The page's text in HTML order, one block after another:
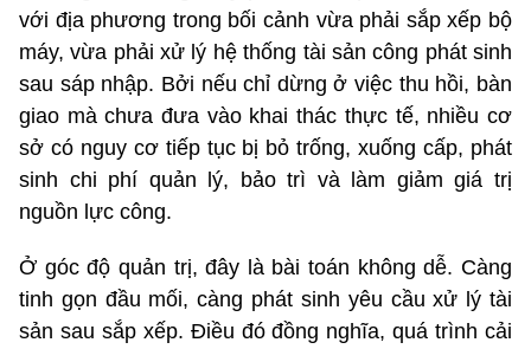
với địa phương trong bối cảnh vừa phải sắp xếp bộ
máy, vừa phải xử lý hệ thống tài sản công phát sinh
sau sáp nhập. Bởi nếu chỉ dừng ở việc thu hồi, bàn
giao mà chưa đưa vào khai thác thực tế, nhiều cơ
sở có nguy cơ tiếp tục bị bỏ trống, xuống cấp, phát
sinh chi phí quản lý, bảo trì và làm giảm giá trị
nguồn lực công.
Ở góc độ quản trị, đây là bài toán không dễ. Càng
tinh gọn đầu mối, càng phát sinh yêu cầu xử lý tài
sản sau sắp xếp. Điều đó đồng nghĩa, quá trình cải